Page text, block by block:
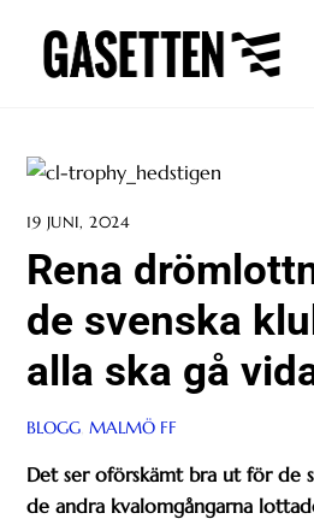
content
19 JUNI, 2024
Rena
de svenska
alla ska gå
BLOGG MALMÖ FF
Det ser oförskämt bra ut för de
de andra kvalomgångarna